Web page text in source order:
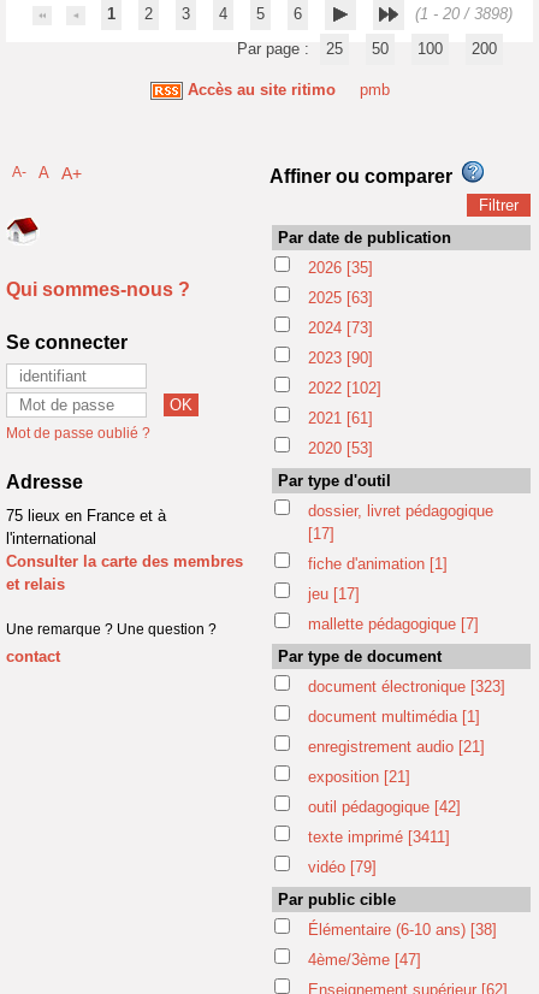
1 2 3 4 5 6
(1 - 20 / 3898)
Par page :
25 50 100 200
Accès au site ritimo pmb
A- A A+
Qui sommes-nous ?
Se connecter
Mot de passe oublié ?
Adresse
75 lieux en France et à
l'international
Consulter la carte des membres
et relais
Une remarque ? Une question ?
contact
Affiner ou comparer
Par date de publication
2026 [35]
2025 [63]
2024 [73]
2023 [90]
2022 [102]
2021 [61]
2020 [53]
Par type d'outil
dossier, livret pédagogique
[17]
fiche d'animation [1]
jeu [17]
mallette pédagogique [7]
Par type de document
document électronique [323]
document multimédia [1]
enregistrement audio [21]
exposition [21]
outil pédagogique [42]
texte imprimé [3411]
vidéo [79]
Par public cible
Élémentaire (6-10 ans) [38]
4ème/3ème [47]
Enseignement supérieur [62]